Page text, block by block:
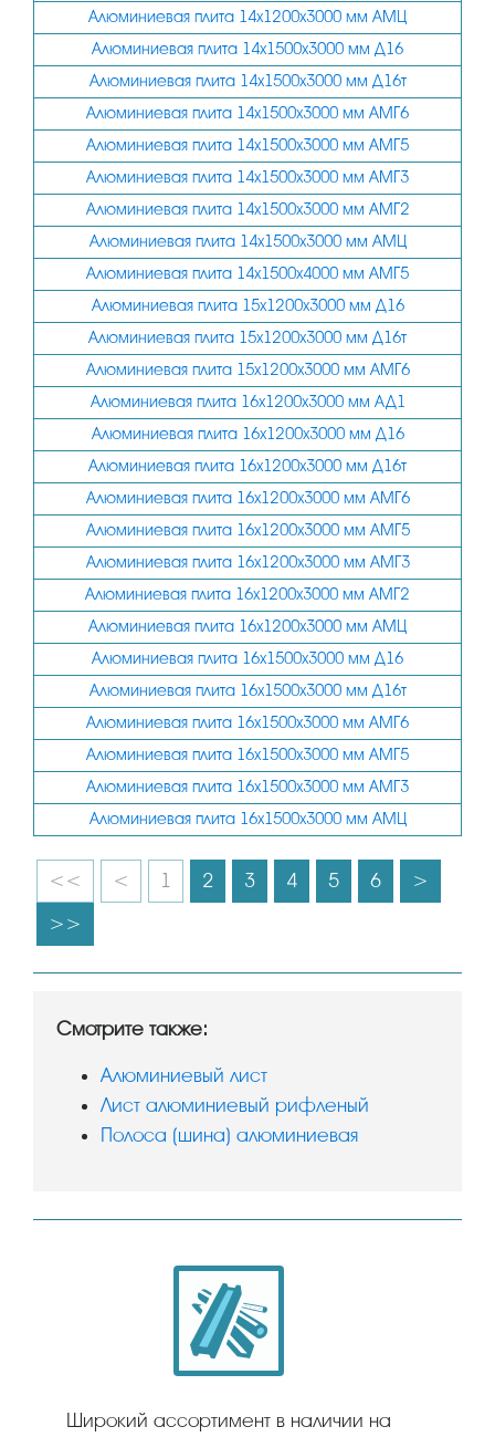
110
115
120
125
130
140
145
150
155
160
165
170
180
190
200
210
220
230
235
240
250
260
Алюминиевая плита 14х1200х3000 мм АМЦ
Алюминиевая плита 14х1500х3000 мм Д16
Алюминиевая плита 14х1500х3000 мм Д16т
Алюминиевая плита 14х1500х3000 мм АМГ6
Алюминиевая плита 14х1500х3000 мм АМГ5
Алюминиевая плита 14х1500х3000 мм АМГ3
Алюминиевая плита 14х1500х3000 мм АМГ2
Алюминиевая плита 14х1500х3000 мм АМЦ
Алюминиевая плита 14х1500х4000 мм АМГ5
Алюминиевая плита 15х1200х3000 мм Д16
Алюминиевая плита 15х1200х3000 мм Д16т
Алюминиевая плита 15х1200х3000 мм АМГ6
Алюминиевая плита 16х1200х3000 мм АД1
Алюминиевая плита 16х1200х3000 мм Д16
Алюминиевая плита 16х1200х3000 мм Д16т
Алюминиевая плита 16х1200х3000 мм АМГ6
Алюминиевая плита 16х1200х3000 мм АМГ5
Алюминиевая плита 16х1200х3000 мм АМГ3
Алюминиевая плита 16х1200х3000 мм АМГ2
Алюминиевая плита 16х1200х3000 мм АМЦ
Алюминиевая плита 16х1500х3000 мм Д16
Алюминиевая плита 16х1500х3000 мм Д16т
Алюминиевая плита 16х1500х3000 мм АМГ6
Алюминиевая плита 16х1500х3000 мм АМГ5
Алюминиевая плита 16х1500х3000 мм АМГ3
Алюминиевая плита 16х1500х3000 мм АМЦ
<< < 1 2 3 4 5 6
>
>>
Смотрите также:
Алюминиевый лист
Лист алюминиевый рифленый
Полоса (шина) алюминиевая
Широкий ассортимент в наличии на